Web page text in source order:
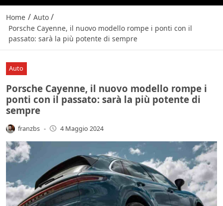
Home / Auto /
Porsche Cayenne, il nuovo modello rompe i ponti con il
passato: sarà la più potente di sempre
Auto
Porsche Cayenne, il nuovo modello rompe i
ponti con il passato: sarà la più potente di
sempre
franzbs - 4 Maggio 2024